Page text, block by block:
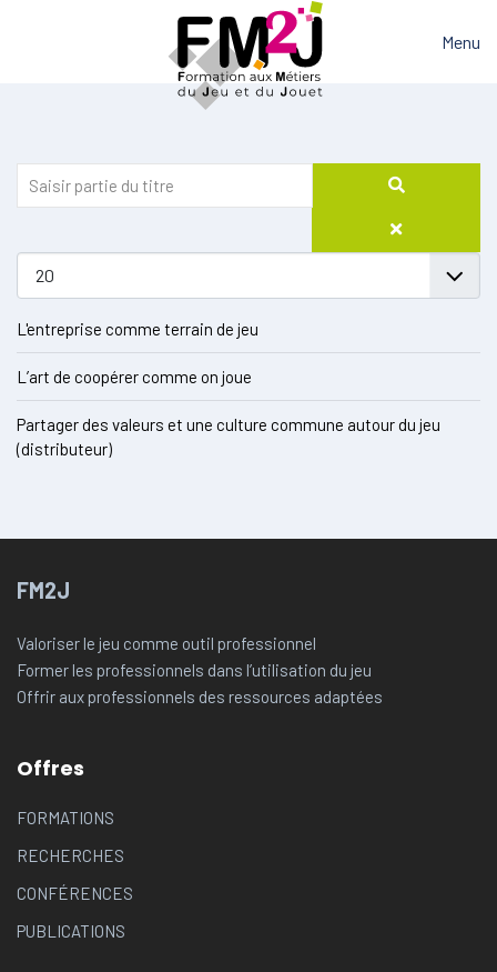
Menu
L'entreprise comme terrain de jeu
L’art de coopérer comme on joue
Partager des valeurs et une culture commune autour du jeu
(distributeur)
FM2J
Valoriser le jeu comme outil professionnel
Former les professionnels dans l’utilisation du jeu
Offrir aux professionnels des ressources adaptées
Offres
FORMATIONS
RECHERCHES
CONFÉRENCES
PUBLICATIONS